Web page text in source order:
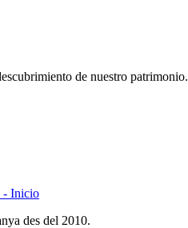
de nuestro patrimonio.
- Inicio
des del 2010.